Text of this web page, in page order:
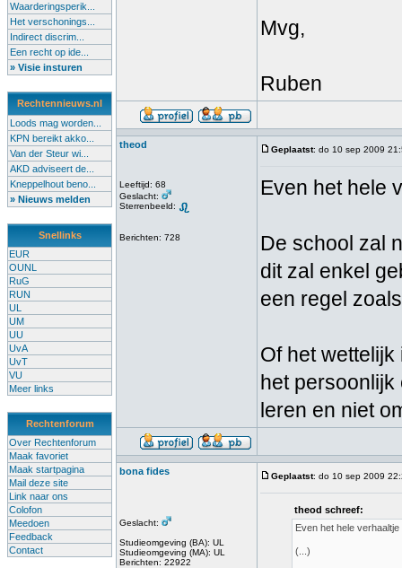
Waarderingsperik...
Het verschonings...
Indirect discrim...
Een recht op ide...
» Visie insturen
Rechtennieuws.nl
Loods mag worden...
KPN bereikt akko...
Van der Steur wi...
AKD adviseert de...
Kneppelhout beno...
» Nieuws melden
Snellinks
EUR
OUNL
RuG
RUN
UL
UM
UU
UvA
UvT
VU
Meer links
Rechtenforum
Over Rechtenforum
Maak favoriet
Maak startpagina
Mail deze site
Link naar ons
Colofon
Meedoen
Feedback
Contact
Mvg,
Ruben
theod
Leeftijd: 68
Geslacht:
Sterrenbeeld:
Berichten: 728
Geplaatst: do 10 sep 2009
Even het hele
De school zal
dit zal enkel
een regel
Of het
het persoonlijk
leren en niet
bona fides
Geslacht:
Studieomgeving (BA): UL
Studieomgeving (MA): UL
Berichten: 22922
Geplaatst: do 10 sep 2009
theod schreef:
Even het hele verhaaltje
(...)